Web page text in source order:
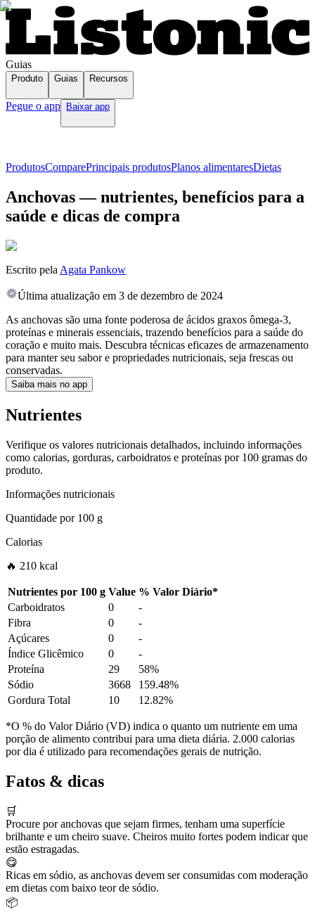
Guias
Produto Guias Recursos
Pegue o app Baixar app
ProdutosComparePrincipais produtosPlanos alimentaresDietas
Anchovas — nutrientes, benefícios para a
saúde e dicas de compra
Escrito pela Agata Pankow
Última atualização em 3 de dezembro de 2024
As anchovas são uma fonte poderosa de ácidos graxos ômega-3,
proteínas e minerais essenciais, trazendo benefícios para a saúde do
coração e muito mais. Descubra técnicas eficazes de armazenamento
para manter seu sabor e propriedades nutricionais, seja frescas ou
conservadas.
Saiba mais no app
Nutrientes
Verifique os valores nutricionais detalhados, incluindo informações
como calorias, gorduras, carboidratos e proteínas por 100 gramas do
produto.
Informações nutricionais
Quantidade por100 g
Calorias
🔥 210 kcal
Nutrientes por 100 g Value % Valor Diário*
Carboidratos
0
-
Fibra
0
-
Açúcares
0
-
Índice Glicêmico
0
-
Proteína
29
58%
Sódio
3668
159.48%
Gordura Total
10 12.82%
*O % do Valor Diário (VD) indica o quanto um nutriente em uma
porção de alimento contribui para uma dieta diária. 2.000 calorias
por dia é utilizado para recomendações gerais de nutrição.
Fatos & dicas
🛒
Procure por anchovas que sejam firmes, tenham uma superfície
brilhante e um cheiro suave. Cheiros muito fortes podem indicar que
estão estragadas.
😋
Ricas em sódio, as anchovas devem ser consumidas com moderação
em dietas com baixo teor de sódio.
📦